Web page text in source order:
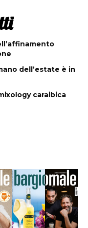
dell’estate è in
caraibica